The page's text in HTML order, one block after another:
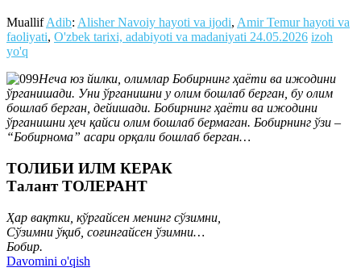
MuallifAdib: Alisher Navoiy hayoti va ijodi, Amir Temur hayoti va
faoliyati, O'zbek tarixi, adabiyoti va madaniyati 24.05.2026 izoh
yo'q
Неча юз йилки, олимлар Бобирнинг ҳаёти ва ижодини
ўрганишади. Уни ўрганишни у олим бошлаб берган, бу олим
бошлаб берган, дейишади. Бобирнинг ҳаёти ва ижодини
ўрганишни ҳеч қайси олим бошлаб бермаган. Бобирнинг ўзи –
“Бобирнома” асари орқали бошлаб берган…
ТОЛИБИ ИЛМ КЕРАК
Талант ТОЛЕРАНТ
Ҳар вақтки, кўргайсен менинг сўзимни,
Сўзимни ўқиб, соғингайсен ўзимни…
Бобир.
Davomini o'qish